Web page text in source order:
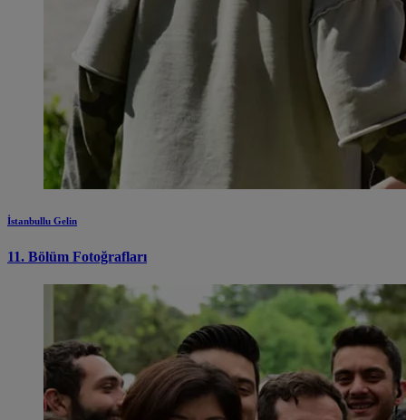
İstanbullu Gelin
11. Bölüm Fotoğrafları